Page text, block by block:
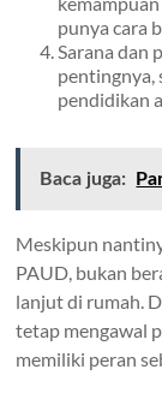
punya cara
Sarana dan
pentingnya,
pendidikan
Baca juga:
Meskipun
PAUD, bukan
lanjut di rumah.
tetap mengawal
memiliki peran